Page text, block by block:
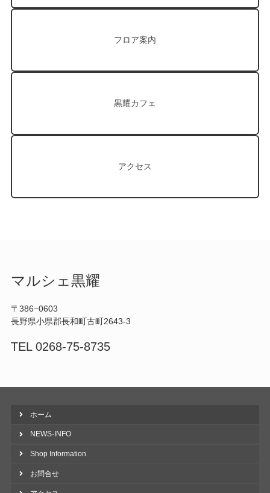
フロア案内
黒耀カフェ
アクセス
マルシェ黒耀
〒386−0603
長野県小県郡長和町古町2643-3
TEL 0268-75-8735
ホーム
NEWS-INFO
Shop Information
お問合せ